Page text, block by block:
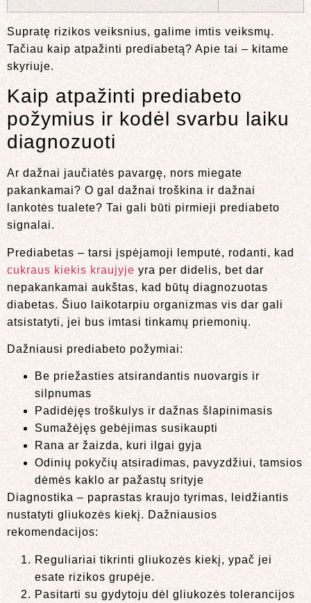
Supratę rizikos veiksnius, galime imtis veiksmų.
Tačiau kaip atpažinti prediabetą? Apie tai – kitame
skyriuje.
Kaip atpažinti prediabeto
požymius ir kodėl svarbu laiku
diagnozuoti
Ar dažnai jaučiatės pavargę, nors miegate
pakankamai? O gal dažnai troškina ir dažnai
lankotės tualete? Tai gali būti pirmieji prediabeto
signalai.
Prediabetas – tarsi įspėjamoji lemputė, rodanti, kad
cukraus kiekis kraujyje yra per didelis, bet dar
nepakankamai aukštas, kad būtų diagnozuotas
diabetas. Šiuo laikotarpiu organizmas vis dar gali
atsistatyti, jei bus imtasi tinkamų priemonių.
Dažniausi prediabeto požymiai:
Be priežasties atsirandantis nuovargis ir
silpnumas
Padidėjęs troškulys ir dažnas šlapinimasis
Sumažėjęs gebėjimas susikaupti
Rana ar žaizda, kuri ilgai gyja
Odinių pokyčių atsiradimas, pavyzdžiui, tamsios
dėmės kaklo ar pažastų srityje
Diagnostika – paprastas kraujo tyrimas, leidžiantis
nustatyti gliukozės kiekį. Dažniausios
rekomendacijos:
Reguliariai tikrinti gliukozės kiekį, ypač jei
esate rizikos grupėje.
Pasitarti su gydytoju dėl gliukozės tolerancijos